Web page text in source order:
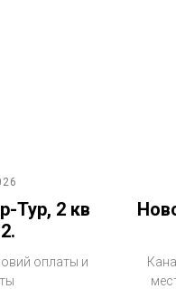
Тур, 2 кв
оплаты и